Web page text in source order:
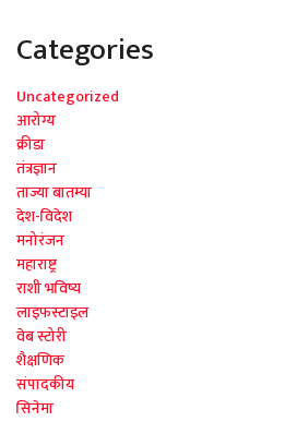
Categories
Uncategorized
आरोग्य
क्रीडा
तंत्रज्ञान
ताज्या बातम्या
देश-विदेश
मनोरंजन
महाराष्ट्र
राशी भविष्य
लाइफस्टाइल
वेब स्टोरी
शैक्षणिक
संपादकीय
सिनेमा